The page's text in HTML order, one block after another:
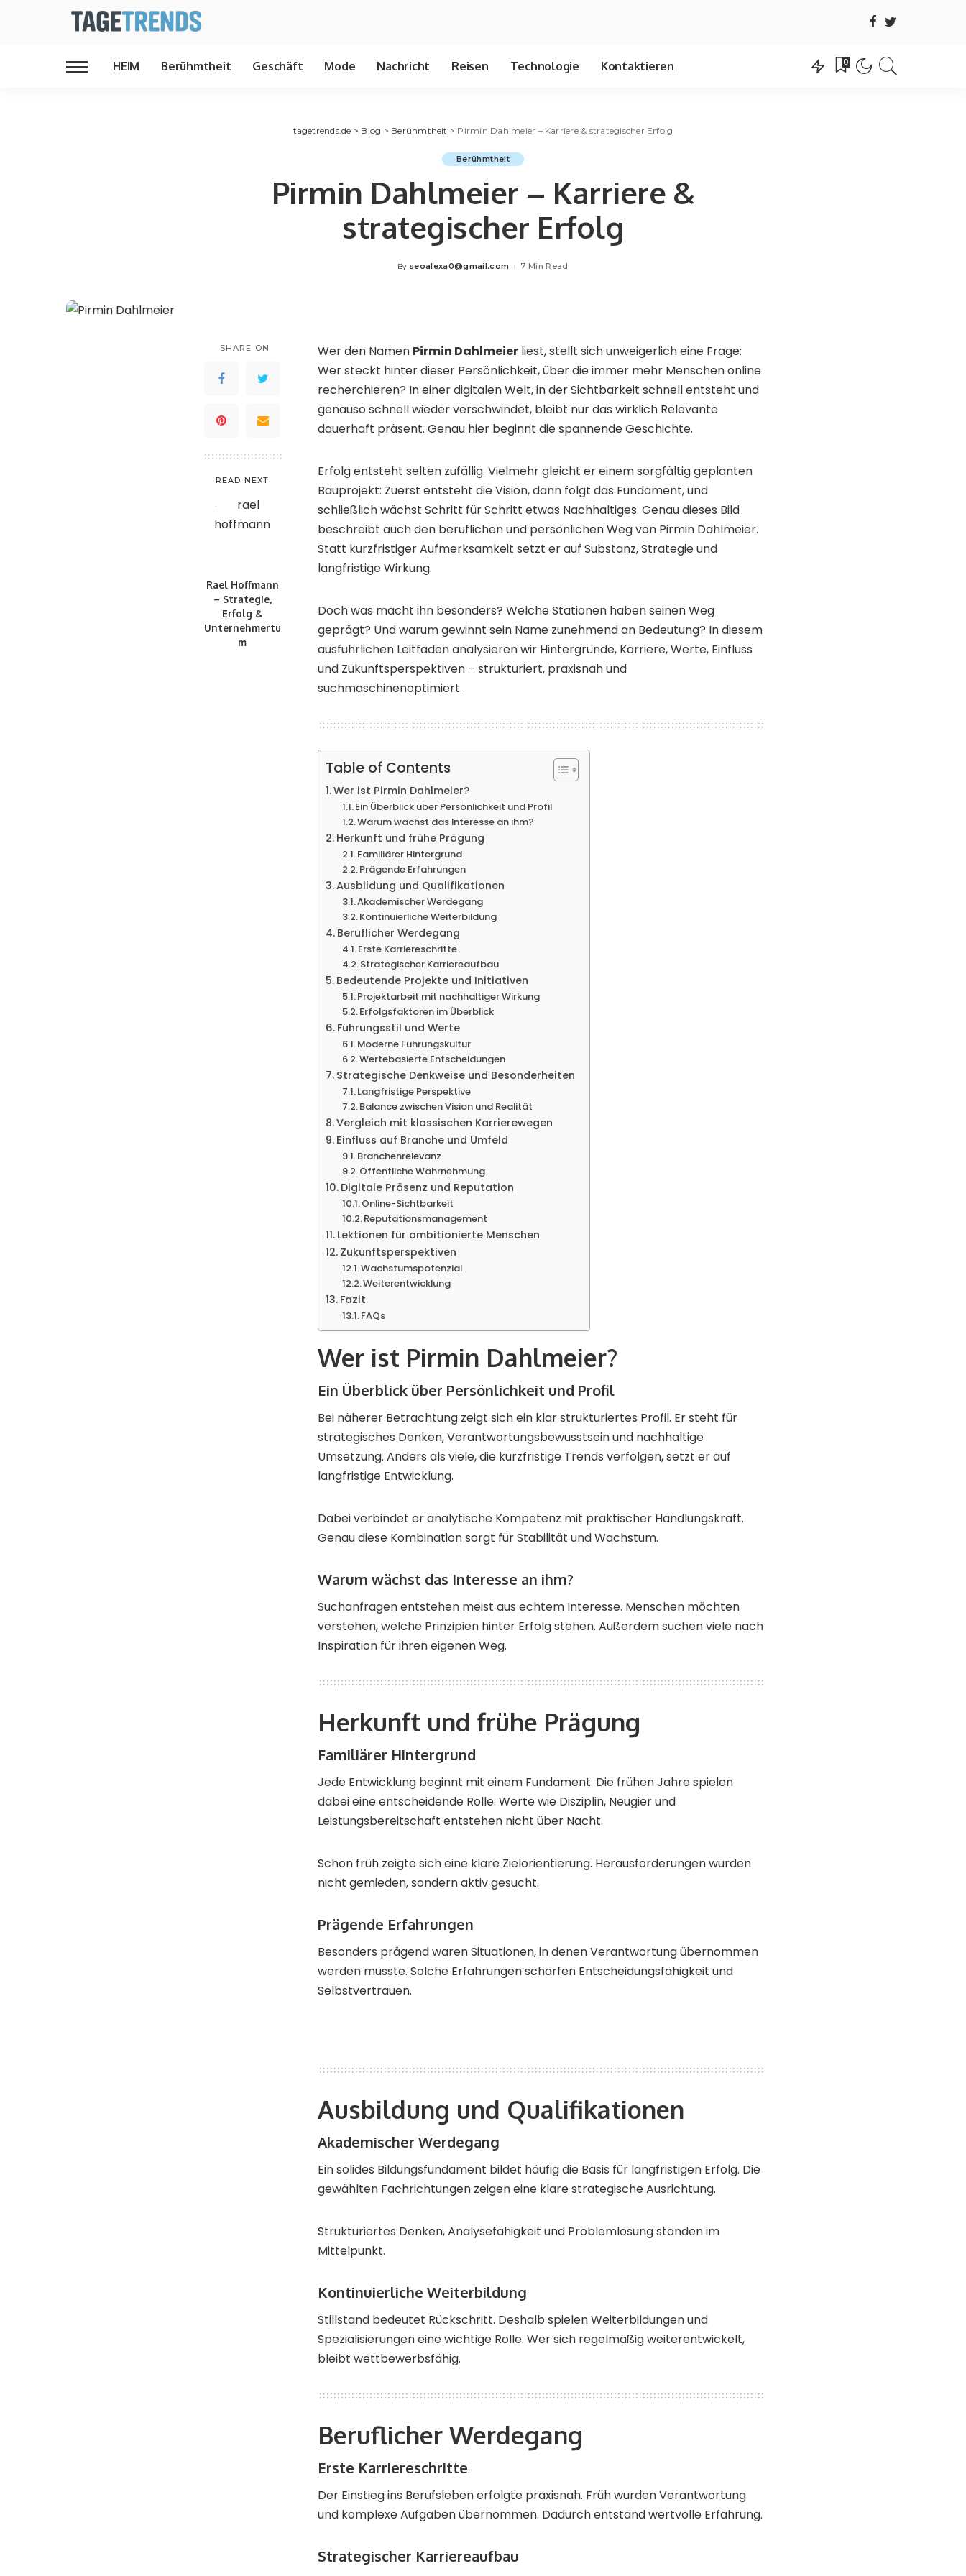
HEIM Berühmtheit Geschäft Mode Nachricht Reisen Technologie Kontaktieren 0
tagetrends.de > Blog > Berühmtheit > Pirmin Dahlmeier – Karriere & strategischer Erfolg
Berühmtheit
Pirmin Dahlmeier – Karriere &
strategischer Erfolg
Posted
By seoalexa0@gmail.com 7 Min Read
SHARE ON
READ NEXT
Rael Hoffmann
– Strategie,
Erfolg &
Unternehmertu
m
Wer den Namen Pirmin Dahlmeier liest, stellt sich unweigerlich eine Frage:
Wer steckt hinter dieser Persönlichkeit, über die immer mehr Menschen online
recherchieren? In einer digitalen Welt, in der Sichtbarkeit schnell entsteht und
genauso schnell wieder verschwindet, bleibt nur das wirklich Relevante
dauerhaft präsent. Genau hier beginnt die spannende Geschichte.
Erfolg entsteht selten zufällig. Vielmehr gleicht er einem sorgfältig geplanten
Bauprojekt: Zuerst entsteht die Vision, dann folgt das Fundament, und
schließlich wächst Schritt für Schritt etwas Nachhaltiges. Genau dieses Bild
beschreibt auch den beruflichen und persönlichen Weg von Pirmin Dahlmeier.
Statt kurzfristiger Aufmerksamkeit setzt er auf Substanz, Strategie und
langfristige Wirkung.
Doch was macht ihn besonders? Welche Stationen haben seinen Weg
geprägt? Und warum gewinnt sein Name zunehmend an Bedeutung? In diesem
ausführlichen Leitfaden analysieren wir Hintergründe, Karriere, Werte, Einfluss
und Zukunftsperspektiven – strukturiert, praxisnah und
suchmaschinenoptimiert.
Table of Contents
Wer ist Pirmin Dahlmeier?
Ein Überblick über Persönlichkeit und Profil
Warum wächst das Interesse an ihm?
Herkunft und frühe Prägung
Familiärer Hintergrund
Prägende Erfahrungen
Ausbildung und Qualifikationen
Akademischer Werdegang
Kontinuierliche Weiterbildung
Beruflicher Werdegang
Erste Karriereschritte
Strategischer Karriereaufbau
Bedeutende Projekte und Initiativen
Projektarbeit mit nachhaltiger Wirkung
Erfolgsfaktoren im Überblick
Führungsstil und Werte
Moderne Führungskultur
Wertebasierte Entscheidungen
Strategische Denkweise und Besonderheiten
Langfristige Perspektive
Balance zwischen Vision und Realität
Vergleich mit klassischen Karrierewegen
Einfluss auf Branche und Umfeld
Branchenrelevanz
Öffentliche Wahrnehmung
Digitale Präsenz und Reputation
Online-Sichtbarkeit
Reputationsmanagement
Lektionen für ambitionierte Menschen
Zukunftsperspektiven
Wachstumspotenzial
Weiterentwicklung
Fazit
FAQs
Wer ist Pirmin Dahlmeier?
Ein Überblick über Persönlichkeit und Profil
Bei näherer Betrachtung zeigt sich ein klar strukturiertes Profil. Er steht für
strategisches Denken, Verantwortungsbewusstsein und nachhaltige
Umsetzung. Anders als viele, die kurzfristige Trends verfolgen, setzt er auf
langfristige Entwicklung.
Dabei verbindet er analytische Kompetenz mit praktischer Handlungskraft.
Genau diese Kombination sorgt für Stabilität und Wachstum.
Warum wächst das Interesse an ihm?
Suchanfragen entstehen meist aus echtem Interesse. Menschen möchten
verstehen, welche Prinzipien hinter Erfolg stehen. Außerdem suchen viele nach
Inspiration für ihren eigenen Weg.
Herkunft und frühe Prägung
Familiärer Hintergrund
Jede Entwicklung beginnt mit einem Fundament. Die frühen Jahre spielen
dabei eine entscheidende Rolle. Werte wie Disziplin, Neugier und
Leistungsbereitschaft entstehen nicht über Nacht.
Schon früh zeigte sich eine klare Zielorientierung. Herausforderungen wurden
nicht gemieden, sondern aktiv gesucht.
Prägende Erfahrungen
Besonders prägend waren Situationen, in denen Verantwortung übernommen
werden musste. Solche Erfahrungen schärfen Entscheidungsfähigkeit und
Selbstvertrauen.
Ausbildung und Qualifikationen
Akademischer Werdegang
Ein solides Bildungsfundament bildet häufig die Basis für langfristigen Erfolg. Die
gewählten Fachrichtungen zeigen eine klare strategische Ausrichtung.
Strukturiertes Denken, Analysefähigkeit und Problemlösung standen im
Mittelpunkt.
Kontinuierliche Weiterbildung
Stillstand bedeutet Rückschritt. Deshalb spielen Weiterbildungen und
Spezialisierungen eine wichtige Rolle. Wer sich regelmäßig weiterentwickelt,
bleibt wettbewerbsfähig.
Beruflicher Werdegang
Erste Karriereschritte
Der Einstieg ins Berufsleben erfolgte praxisnah. Früh wurden Verantwortung
und komplexe Aufgaben übernommen. Dadurch entstand wertvolle Erfahrung.
Strategischer Karriereaufbau